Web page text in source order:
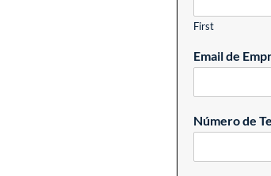
First
Email de
Número de